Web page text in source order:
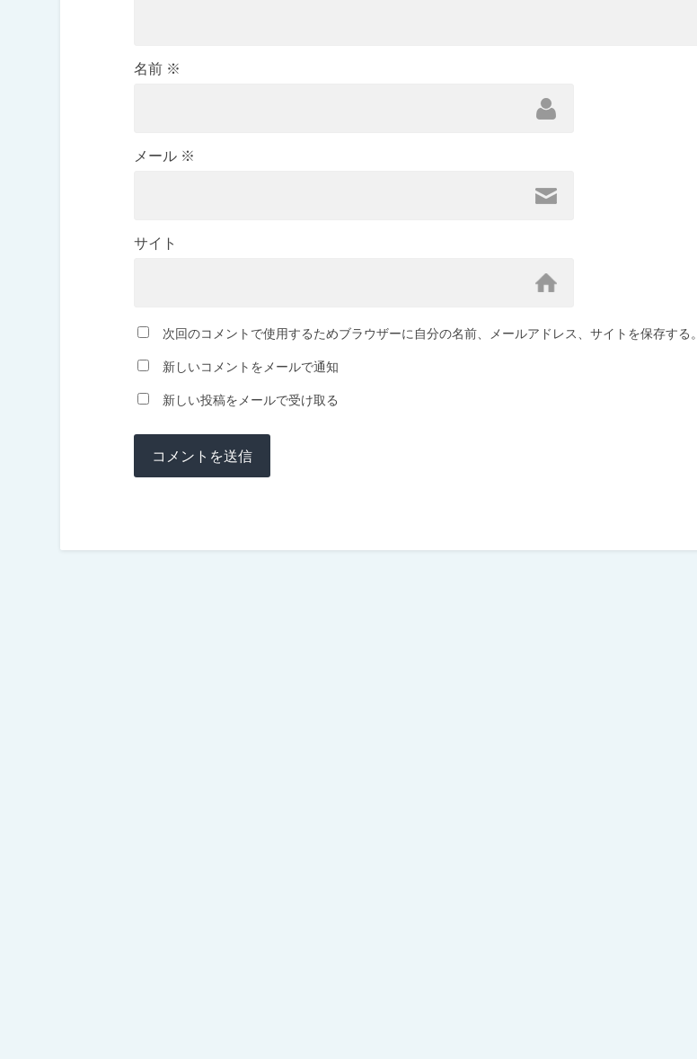
名前 ※
メール ※
サイト
次回のコメントで使用するためブラウザーに自分の名前、メールアドレス、サイトを保存する。
新しいコメントをメールで通知
新しい投稿をメールで受け取る